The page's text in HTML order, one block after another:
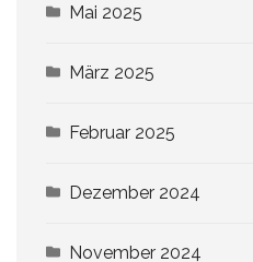
Mai 2025
März 2025
Februar 2025
Dezember 2024
November 2024